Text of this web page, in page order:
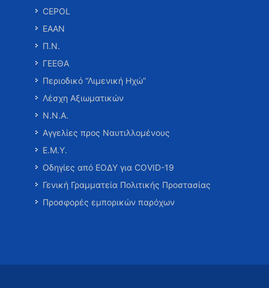
CEPOL
ΕΑΑΝ
Π.Ν.
ΓΕΕΘΑ
Περιοδικό “Λιμενική Ηχώ”
Λέσχη Αξιωματικών
Ν.Ν.Α.
Αγγελίες προς Ναυτιλλομένους
Ε.Μ.Υ.
Οδηγίες από ΕΟΔΥ για COVID-19
Γενική Γραμματεία Πολιτικής Προστασίας
Προσφορές εμπορικών παρόχων